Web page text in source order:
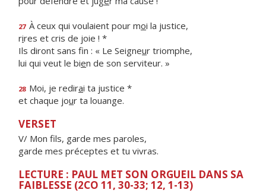
27 À ceux qui voulaient pour moi la justice,
rires et cris de joie ! *
Ils diront sans fin : « Le Seigneur triomphe,
lui qui veut le bien de son serviteur. »
28 Moi, je redirai ta justice *
et chaque jour ta louange.
VERSET
V/ Mon fils, garde mes paroles,
garde mes préceptes et tu vivras.
LECTURE : PAUL MET SON ORGUEIL DANS SA
FAIBLESSE (2CO 11, 30-33; 12, 1-13)